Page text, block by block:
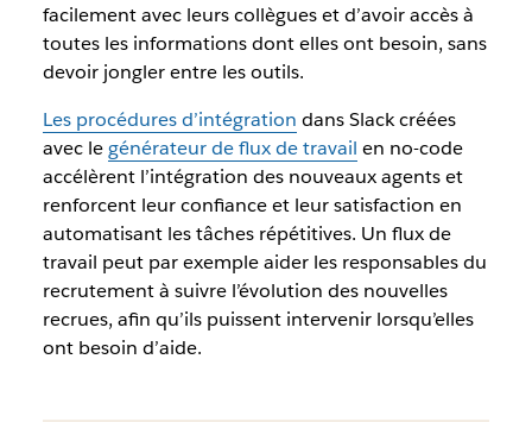
facilement avec leurs collègues et d’avoir accès à
toutes les informations dont elles ont besoin, sans
devoir jongler entre les outils.
Les procédures d’intégration dans Slack créées
avec legénérateur de flux de travail en no-code
accélèrent l’intégration des nouveaux agents et
renforcent leur confiance et leur satisfaction en
automatisant les tâches répétitives. Un flux de
travail peut par exemple aider les responsables du
recrutement à suivre l’évolution des nouvelles
recrues, afin qu’ils puissent intervenir lorsqu’elles
ont besoin d’aide.